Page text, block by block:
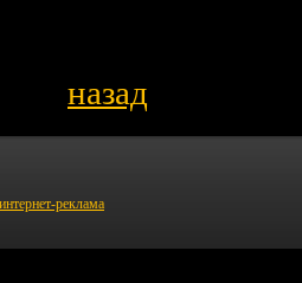
назад
интернет-реклама